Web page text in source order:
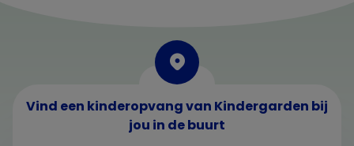
Vind een kinderopvang van Kindergarden bij
jou in de buurt